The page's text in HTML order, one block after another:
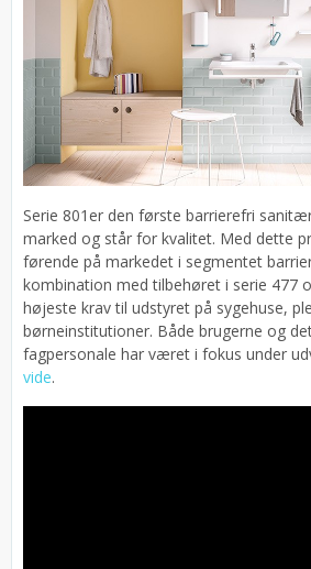
Serie 801er den første barrierefri
marked og står for kvalitet. Med dette
førende på markedet i segmentet
kombination med tilbehøret i serie 477
højeste krav til udstyret på sygehuse,
børneinstitutioner. Både brugerne og
fagpersonale har været i fokus under
vide.